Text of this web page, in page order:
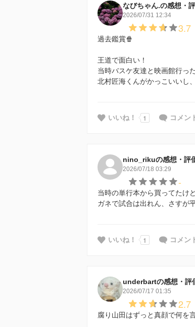
なびちゃん.の感想・
2026/07/31 12:34
3.7
過去鑑賞🍿
王道で面白い！
当時バスケ友達と映画館行っ
北村匠海くんがかっこいいし
いいね！ 1 コメン
nino_rikuの感想・評
2026/07/18 03:29
-
当時の単行本から買ってたけ
ガネで試合は出れん、さすが
いいね！ 1 コメン
underbartの感想・評
2026/07/17 01:35
2.7
腐り山田はずっと真顔で何を